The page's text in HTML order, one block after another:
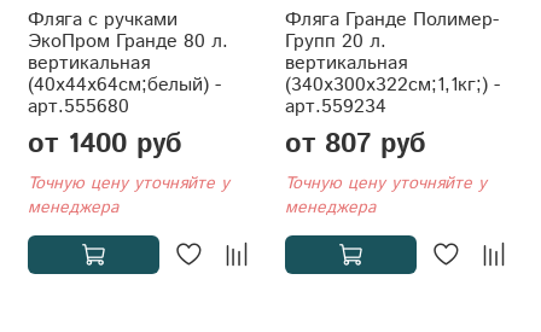
Фляга с ручками
ЭкоПром Гранде 80 л.
вертикальная
(40x44x64см;белый) -
арт.555680
от 1400 руб
Точную цену уточняйте у
менеджера
Фляга Гранде Полимер-
Групп 20 л.
вертикальная
(340x300x322см;1,1кг;) -
арт.559234
от 807 руб
Точную цену уточняйте у
менеджера